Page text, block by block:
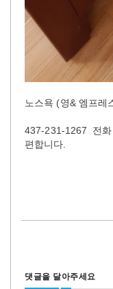
노스욕 (영& 엠프레
437-231-1267 전화
편합니다.
댓글을 달아주세요